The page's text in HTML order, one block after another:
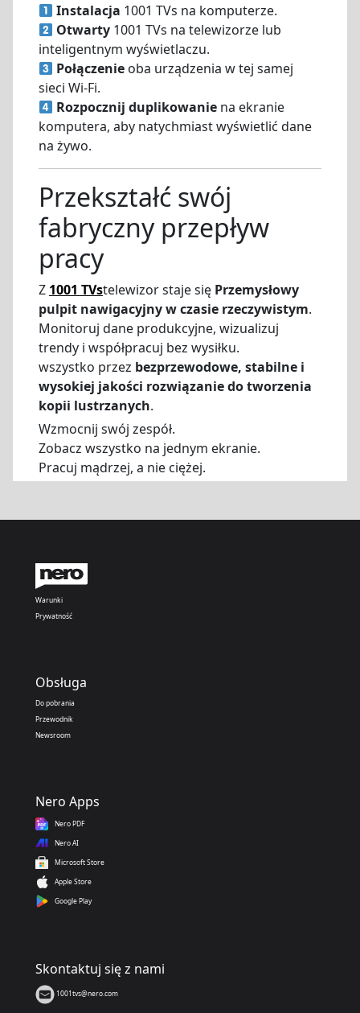
Instalacja 1001 TVs na komputerze.
Otwarty 1001 TVs na telewizorze lub
inteligentnym wyświetlaczu.
Połączenie oba urządzenia w tej samej
sieci Wi-Fi.
Rozpocznij duplikowanie na ekranie
komputera, aby natychmiast wyświetlić dane
na żywo.
Przekształć swój
fabryczny przepływ
pracy
Z 1001 TVstelewizor staje się Przemysłowy
pulpit nawigacyjny w czasie rzeczywistym.
Monitoruj dane produkcyjne, wizualizuj
trendy i współpracuj bez wysiłku.
wszystko przez bezprzewodowe, stabilne i
wysokiej jakości rozwiązanie do tworzenia
kopii lustrzanych.
Wzmocnij swój zespół.
Zobacz wszystko na jednym ekranie.
Pracuj mądrzej, a nie ciężej.
Warunki
Prywatność
Obsługa
Do pobrania
Przewodnik
Newsroom
Nero Apps
Nero PDF
Nero AI
Microsoft Store
Apple Store
Google Play
Skontaktuj się z nami
1001tvs@nero.com